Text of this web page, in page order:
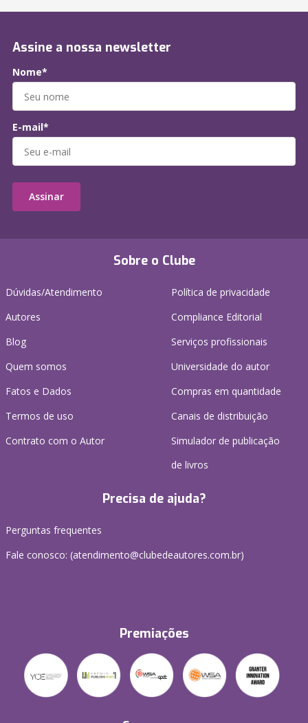
Sobre o Clube
Dúvidas/Atendimento
Autores
Blog
Quem somos
Fatos e Dados
Termos de uso
Contrato com o Autor
Política de privacidade
Compliance Editorial
Serviços profissionais
Universidade do autor
Compras em quantidade
Canais de distribuição
Simulador de publicação
de livros
Precisa de ajuda?
Perguntas frequentes
Fale conosco: (atendimento@clubedeautores.com.br)
Premiações
Assine a nossa newsletter
Nome*
E-mail*
Assinar